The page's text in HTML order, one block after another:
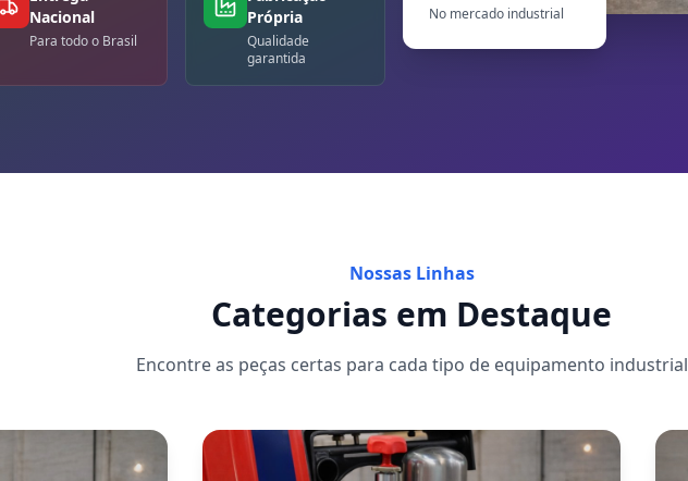
Nacional
Para todo o Brasil
Própria
Qualidade
garantida
No mercado industrial
Nossas Linhas
Categorias em Destaque
Encontre as peças certas para cada tipo de equipamento industrial